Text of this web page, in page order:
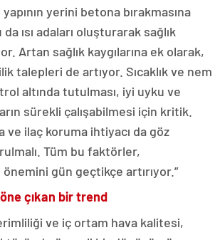
yerini betona bırakmasına
ısı adaları oluşturarak sağlık
Artan sağlık kaygılarına ek olarak,
talepleri de artıyor. Sıcaklık ve nem
altında tutulması, iyi uyku ve
sürekli çalışabilmesi için kritik.
ve ilaç koruma ihtiyacı da göz
Tüm bu faktörler,
gün geçtikçe artırıyor.”
çıkan bir trend
ve iç ortam hava kalitesi,